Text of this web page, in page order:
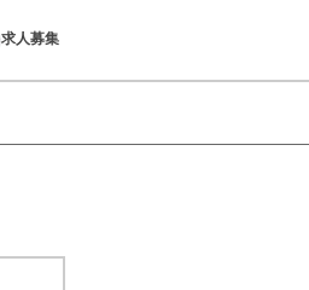
求人募集